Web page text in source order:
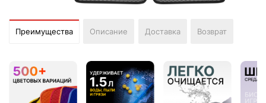
Преимущества Описание Доставка Возврат